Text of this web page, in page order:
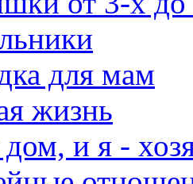
для мам
жизнь
и я -